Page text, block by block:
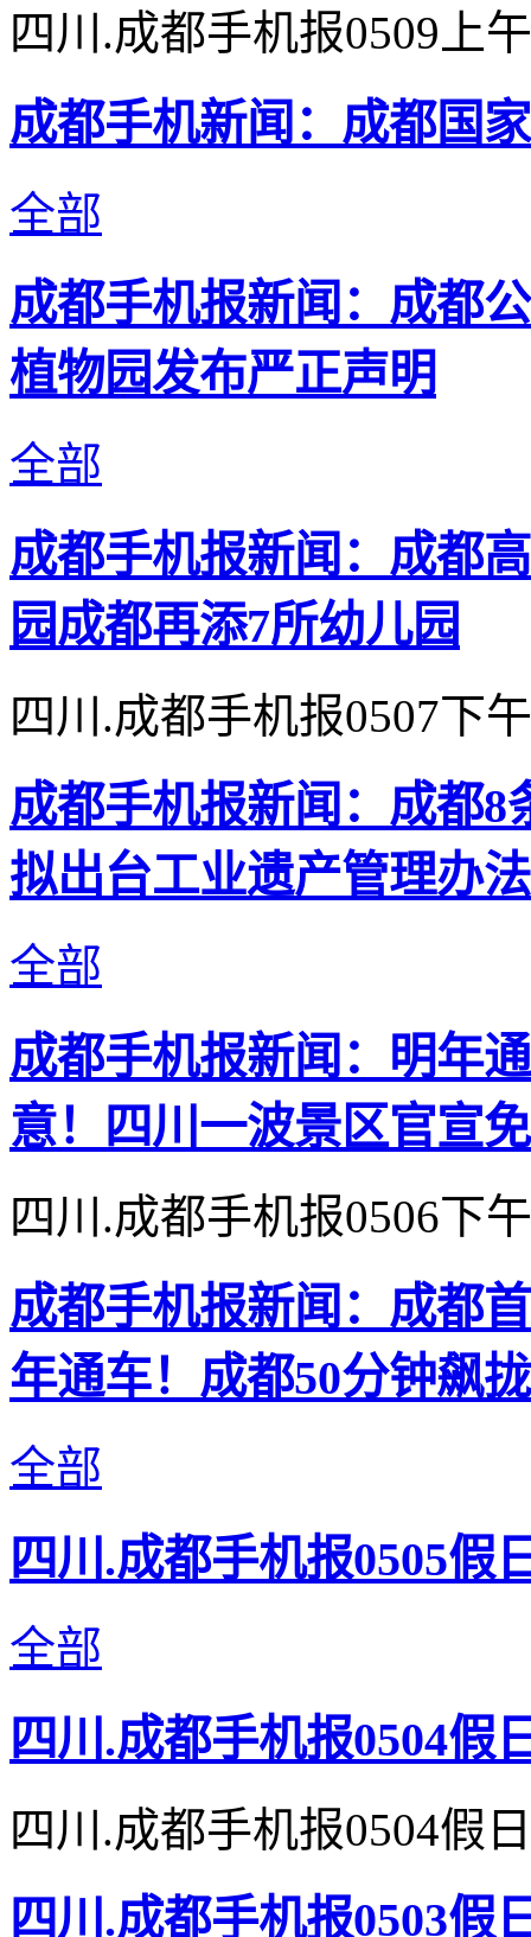
四川.成都手机报0509上
成都手机新闻：成都国
全部
成都手机报新闻：成都
植物园发布严正声明
全部
成都手机报新闻：成都
园成都再添7所幼儿园
四川.成都手机报0507下
成都手机报新闻：成都
拟出台工业遗产管理办法
全部
成都手机报新闻：明年
意！四川一波景区官宣
四川.成都手机报0506下
成都手机报新闻：成都
年通车！成都50分钟飙
全部
四川.成都手机报0505假
全部
四川.成都手机报0504假
四川.成都手机报0504假
四川.成都手机报0503假